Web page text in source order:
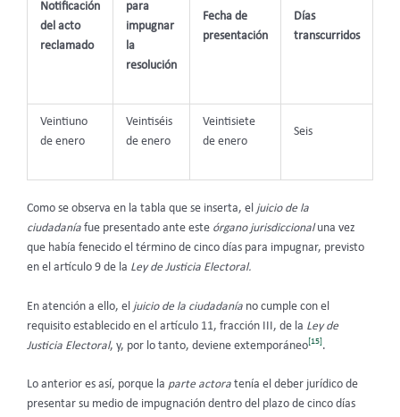
Notificación
del acto
reclamado
para
impugnar
la
resolución
Fecha de
presentación
Días
transcurridos
Veintiuno
de enero
Veintiséis
de enero
Veintisiete
de enero
Seis
Como se observa en la tabla que se inserta, el juicio de la
ciudadanía fue presentado ante este órgano jurisdiccionaluna vez
que había fenecido el término de cinco días para impugnar, previsto
en el artículo 9 de la Ley de Justicia Electoral.
En atención a ello, el juicio de la ciudadanía no cumple con el
requisito establecido en el artículo 11, fracción III, de la Ley de
Justicia Electoral, y, por lo tanto, deviene extemporáneo [15] .
Lo anterior es así, porque la parte actora tenía el deber jurídico de
presentar su medio de impugnación dentro del plazo de cinco días